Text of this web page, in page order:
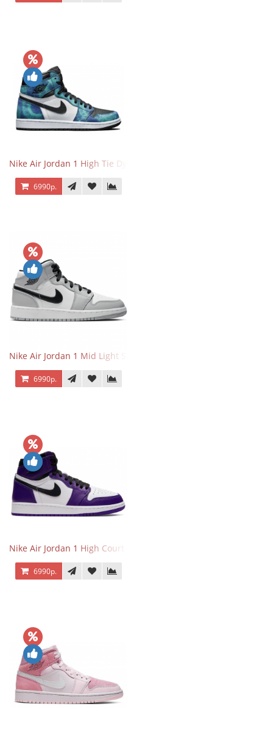
Nike Air Jordan 1 High Tie Dye
6990р.
Nike Air Jordan 1 Mid Light Smoke Grey
6990р.
Nike Air Jordan 1 High Court Purple 2.0
6990р.